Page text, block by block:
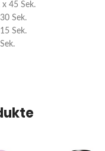
45 Sek.
Sek.
Sek.